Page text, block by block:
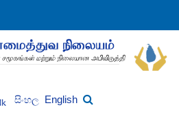
සිංහල English